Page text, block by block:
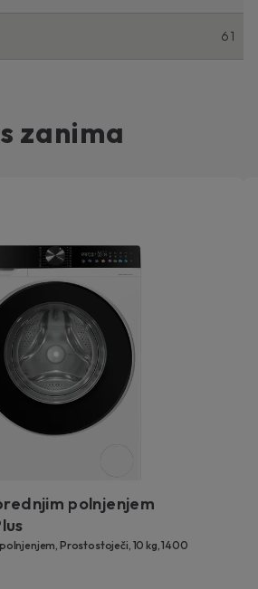
61
zanima
polnjenjem
Prostostoječi, 10 kg, 1400